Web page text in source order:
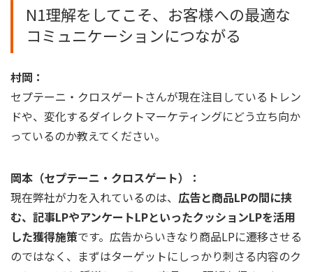
N1理解をしてこそ、お客様への最適な
コミュニケーションにつながる
村岡：
セプテーニ・クロスゲートさんが現在注目しているトレン
ドや、変化するダイレクトマーケティングにどう立ち向か
っているのか教えてください。
岡本（セプテーニ・クロスゲート）：
現在弊社が力を入れているのは、 広告と商品LPの間に挟
む、記事LPやアンケートLPといったクッションLPを活用
した獲得施策です。広告からいきなり商品LPに遷移させる
のではなく、まずはターゲットにしっかり刺さる内容のク